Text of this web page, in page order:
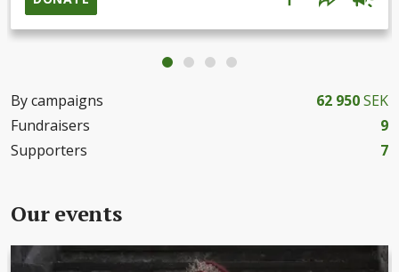
där kompetens kring neuroanpassad idrottsverksamhet är
en självklarhet.
By campaigns 62 950SEK
Fundraisers
9
Supporters
7
Our events